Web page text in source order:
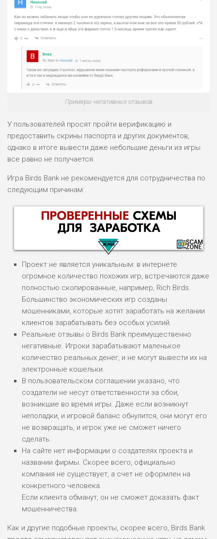
Примеры негативных отзывов
У пользователей просят пройти верификацию и
предоставить скрины паспорта и других документов,
однако в итоге вывести даже небольшие деньги из игры
все равно не получается.
Игра Birds Bank не рекомендуется для сотрудничества по
следующим причинам:
ПОДОЙДЕТ
ВСЕМ
РИСКИ: НИЗКИЕ
ДОХОД: ВЫСОКИЙ
БЮДЖЕТ: ВЫСОКИЙ
ЛЮБИТЕЛЯ
М СТАВОК
0
ДОХОД: ВЫСОКИЙ
БЮДЖЕТ: НИЗКИЙ
ОБЗОР
РИСКИ: НИЗКИЕ
БЮДЖЕТ: НИЗКИЙ
ОБЗОР
Проект не является уникальным: в интернете
огромное количество похожих игр, встречаются даже
полностью скопированные, например, Rich Birds.
Большинство экономических игр созданы
мошенниками, которые хотят заработать на желании
клиентов зарабатывать без особых усилий.
Реальные отзывы о Birds Bank преимущественно
негативные. Игроки зарабатывают маленькое
количество реальных денег, и не могут вывести их на
электронные кошельки.
В пользовательском соглашении указано, что
создатели не несут ответственности за сбои,
возникшие во время игры. Даже если возникнут
неполадки, и игровой баланс обнулится, они могут его
не возвращать, и игрок уже не сможет ничего
сделать.
На сайте нет информации о создателях проекта и
названии фирмы. Скорее всего, официально
компания не существует, а счет не оформлен на
конкретного человека.
Если клиента обманут, он не сможет доказать факт
мошенничества.
Как и другие подобные проекты, скорее всего, Birds Bank